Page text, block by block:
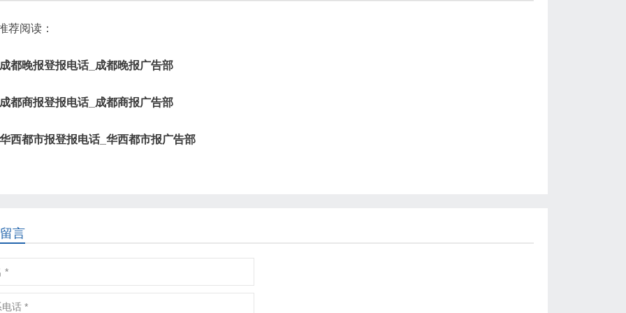
荐阅读：
成都晚报登报电话_成都晚报广告部
成都商报登报电话_成都商报广告部
华西都市报登报电话_华西都市报广告部
言